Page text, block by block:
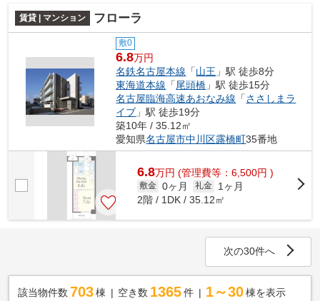
賃貸 | マンション フローラ
敷0
6.8万円
名鉄名古屋本線 「山王 」駅 徒歩8分
東海道本線 「尾頭橋 」駅 徒歩15分
名古屋臨海高速あおなみ線 「ささしまラ
イブ 」駅 徒歩19分
築10年 / 35.12㎡
愛知県名古屋市中川区露橋町35番地
6.8万円 (管理費等：6,500円 )
敷金 0ヶ月 礼金
1ヶ月
2階 / 1DK / 35.12㎡
次の30件へ
該当物件数 703棟 空き数 1365 件 1～30 棟を表示